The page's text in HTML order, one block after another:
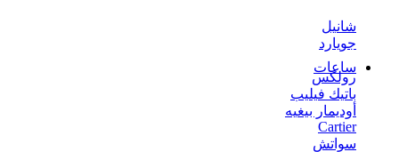
شانيل
جويارد
ساعات
رولكس
باتيك فيليب
أوديمار بيغيه
Cartier
سواتش